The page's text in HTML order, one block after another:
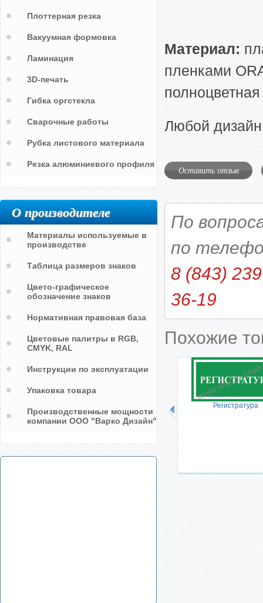
Материал:
пленками
Любой
Оставить отзыв
По
по
8 (843)
36-19
Похожие
Регистратура
Плоттерная резка
Вакуумная формовка
Ламинация
3D-печать
Гибка оргстекла
Сварочные работы
Рубка листового материала
Резка алюминиевого профиля
О производителе
Материалы используемые в
производстве
Таблица размеров знаков
Цвето-графическое
обозначение знаков
Нормативная правовая база
Цветовые палитры в RGB,
CMYK, RAL
Инструкции по эксплуатации
Упаковка товара
Производственные мощности
компании ООО "Варко Дизайн"